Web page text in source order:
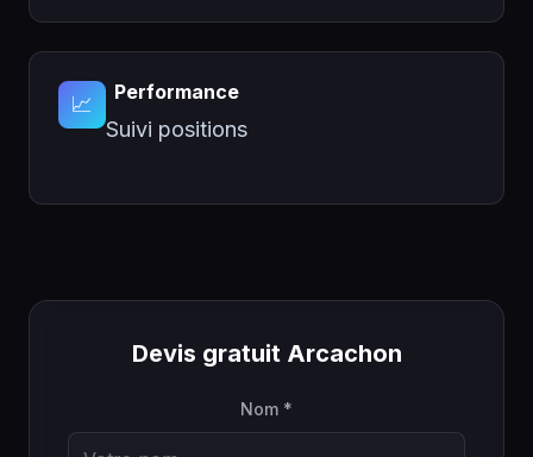
📈 Performance
Suivi positions
Devis gratuit Arcachon
Nom *